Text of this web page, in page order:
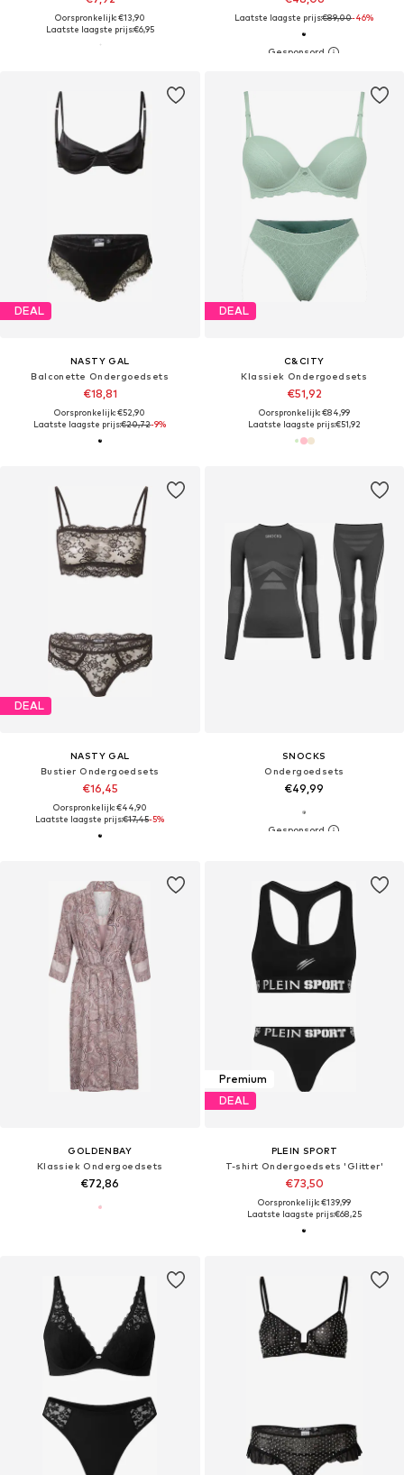
Oorspronkelijk: €13,90
Laatste laagste prijs:€6,95
Laatste laagste prijs:€89,00-46%
DEAL
NASTY GAL
Balconette Ondergoedsets
€18,81
Oorspronkelijk: €52,90
Laatste laagste prijs:€20,72-9%
DEAL
C&CITY
Klassiek Ondergoedsets
€51,92
Oorspronkelijk: €84,99
Laatste laagste prijs:€51,92
DEAL
NASTY GAL
Bustier Ondergoedsets
€16,45
Oorspronkelijk: €44,90
Laatste laagste prijs:€17,45-5%
SNOCKS
Ondergoedsets
€49,99
GOLDENBAY
Klassiek Ondergoedsets
€72,86
Premium
DEAL
PLEIN SPORT
T-shirt Ondergoedsets 'Glitter'
€73,50
Oorspronkelijk: €139,99
Laatste laagste prijs:€68,25